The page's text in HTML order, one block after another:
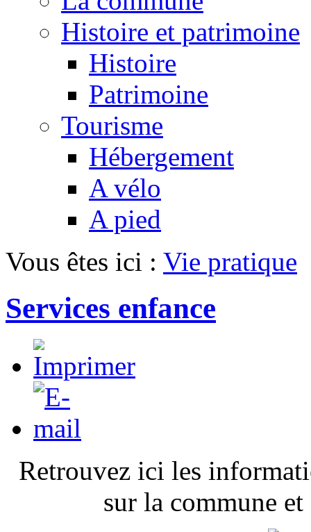
Histoire et patrimoine
Histoire
Patrimoine
Tourisme
Hébergement
A vélo
A pied
Vous êtes ici : Vie pratique
Services enfance
Retrouvez ici les
sur la commune